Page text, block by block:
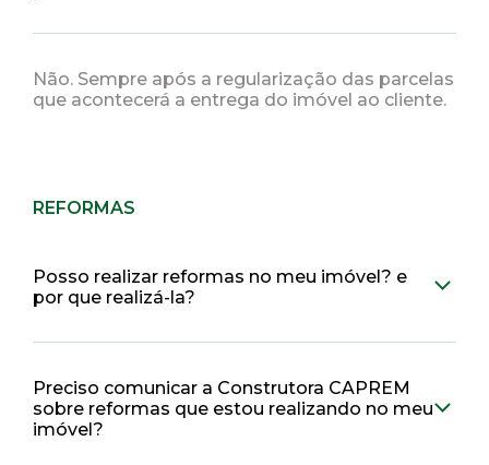
Não. Sempre após a regularização das parcelas
que acontecerá a entrega do imóvel ao cliente.
REFORMAS
Posso realizar reformas no meu imóvel? e
por que realizá-la?
Preciso comunicar a Construtora CAPREM
sobre reformas que estou realizando no meu
imóvel?